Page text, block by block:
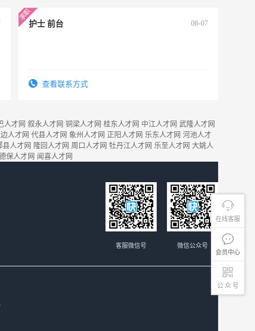
在线客服
会员中心
公 众 号
护士 前台 08-07
查看联系方式
人才网 叙永人才网 铜梁人才网 桂东人才网 中江人才网 武隆人才网
人才网 代县人才网 象州人才网 正阳人才网 乐东人才网 河池人才
县人才网 隆回人才网 周口人才网 牡丹江人才网 乐至人才网 大姚人
保人才网 闻喜人才网
微信公众号
客服微信号